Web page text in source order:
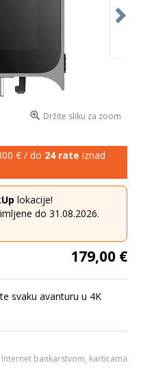
Držite sliku za zoom
€ / do 24 rate iznad
lokacije!
do 31.08.2026.
179,00 €
svaku avanturu u 4K
bankarstvom, karticama